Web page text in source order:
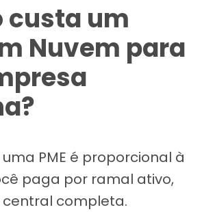
custa um
Nuvem para
PME é proporcional à
paga por ramal ativo,
completa.